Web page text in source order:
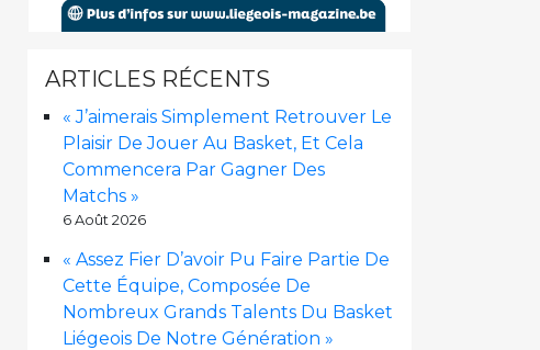
ARTICLES RÉCENTS
« J’aimerais Simplement Retrouver Le
Plaisir De Jouer Au Basket, Et Cela
Commencera Par Gagner Des
Matchs »
6 Août 2026
« Assez Fier D’avoir Pu Faire Partie De
Cette Équipe, Composée De
Nombreux Grands Talents Du Basket
Liégeois De Notre Génération »